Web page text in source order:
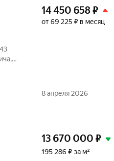
14 450 658₽
от 69 225 ₽ в месяц
8 апреля 2026
13 670 000 ₽
195 286 ₽ за м²